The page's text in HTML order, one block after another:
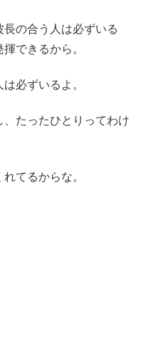
の合う人は必ずいる
できるから。
必ずいるよ。
たったひとりってわけ
てるからな。